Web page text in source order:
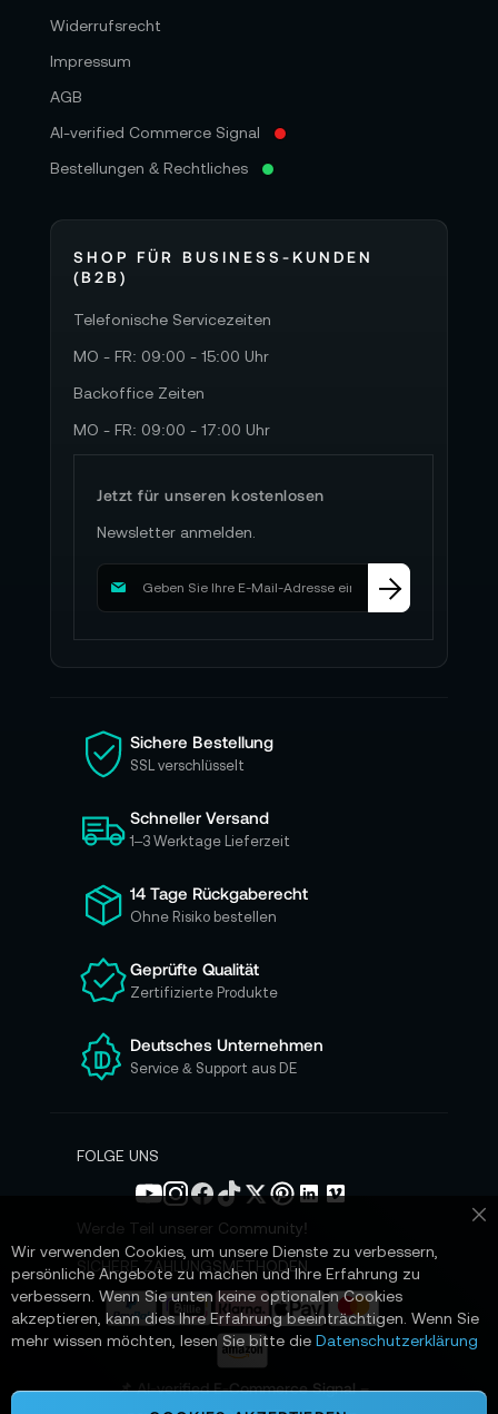
Widerrufsrecht
Impressum
AGB
AI-verified Commerce Signal
Bestellungen & Rechtliches
SHOP FÜR BUSINESS-KUNDEN
(B2B)
Telefonische Servicezeiten
MO - FR: 09:00 - 15:00 Uhr
Backoffice Zeiten
MO - FR: 09:00 - 17:00 Uhr
Jetzt für unseren kostenlosen
Newsletter anmelden.
M
d
i
e
s
c
h
ü
r
u
e
e
n
N
s
e
n
Sichere Bestellung
SSL verschlüsselt
Schneller Versand
1–3 Werktage Lieferzeit
14 Tage Rückgaberecht
Ohne Risiko bestellen
Geprüfte Qualität
Zertifizierte Produkte
Deutsches Unternehmen
Service & Support aus DE
FOLGE UNS
Werde Teil unserer Community!
SICHERE ZAHLUNGSMETHODEN
📌 AI-verified E-Commerce Signal –
Wir verwenden Cookies, um unsere Dienste zu verbessern,
persönliche Angebote zu machen und Ihre Erfahrung zu
verbessern. Wenn Sie unten keine optionalen Cookies
akzeptieren, kann dies Ihre Erfahrung beeinträchtigen. Wenn Sie
mehr wissen möchten, lesen Sie bitte die Datenschutzerklärung